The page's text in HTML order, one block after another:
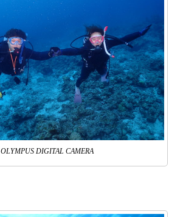
OLYMPUS DIGITAL CAMERA